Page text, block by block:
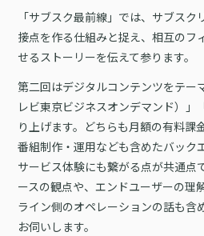
シナリオテンプレート
施策設計
マ
カ
カ
ボ
A/
LPO
広告ダッシュボード
広告媒体へデータ連携
PaaS
アプリケーション開発
WOWOWはユーザー離脱という課題に
施策事例
スペック
セキュリティ
KARTE SLA
GDPR
「サブスク最前線」では、サブス
接点を作る仕組みと捉え、相互のフ
せるストーリーを伝えて参ります。
第二回はデジタルコンテンツをテー
レビ東京ビジネスオンデマンド）
り上げます。どちらも月額の有料課
番組制作・運用なども含めたバック
サービス体験にも繋がる点が共通点
ースの観点や、エンドユーザーの理
ライン側のオペレーションの話も含
お伺いします。